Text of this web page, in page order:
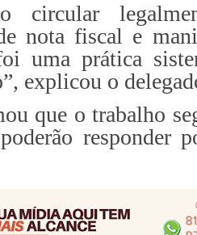
circular
nota fiscal e
uma prática
explicou o
que o trabalho
responder